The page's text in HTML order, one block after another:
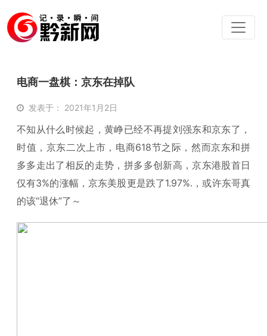
电商一盘棋：京东在掉队
发表于： 2021年1月2日
不知从什么时候起，黄峥已经不再提刘强东和京东了，
时值，京东二次上市，电商618节之际，然而京东和拼
多多走出了相反的走势，拼多多创新高，京东港股首日
仅有3%的涨幅，京东美股更是跌了1.97%.，或许东哥真
的该“退休”了～